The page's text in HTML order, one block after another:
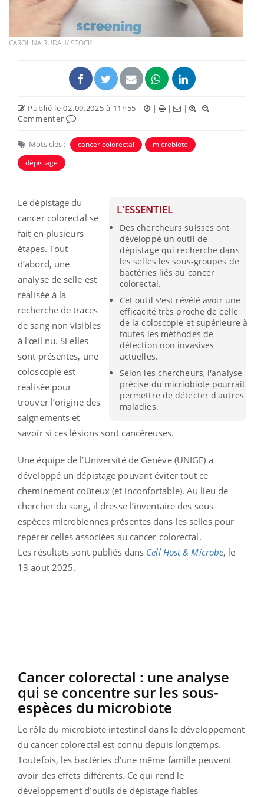
CAROLINA RUDAH/ISTOCK
Publié le 02.09.2025 à 11h55 | | | |
|
Commenter
Mots clés : cancer colorectal
microbiote
dépistage
L'ESSENTIEL
Des chercheurs suisses ont
développé un outil de
dépistage qui recherche dans
les selles les sous-groupes de
bactéries liés au cancer
colorectal.
Cet outil s'est révélé avoir une
efficacité très proche de celle
de la coloscopie et supérieure à
toutes les méthodes de
détection non invasives
actuelles.
Selon les chercheurs, l'analyse
précise du micriobiote pourrait
permettre de détecter d'autres
maladies.
Le dépistage du
cancer colorectal se
fait en plusieurs
étapes. Tout
d’abord, une
analyse de selle est
réalisée à la
recherche de traces
de sang non visibles
à l'œil nu. Si elles
sont présentes, une
coloscopie est
réalisée pour
trouver l’origine des
saignements et
savoir si ces lésions sont cancéreuses.
Une équipe de l’Université de Genève (UNIGE) a
développé un dépistage pouvant éviter tout ce
cheminement coûteux (et inconfortable). Au lieu de
chercher du sang, il dresse l’inventaire des sous-
espèces microbiennes présentes dans les selles pour
repérer celles associées au cancer colorectal.
Les résultats sont publiés dans Cell Host & Microbe, le
13 aout 2025.
Cancer colorectal : une analyse
qui se concentre sur les sous-
espèces du microbiote
Le rôle du microbiote intestinal dans le développement
du cancer colorectal est connu depuis longtemps.
Toutefois, les bactéries d’une même famille peuvent
avoir des effets différents. Ce qui rend le
développement d’outils de dépistage fiables